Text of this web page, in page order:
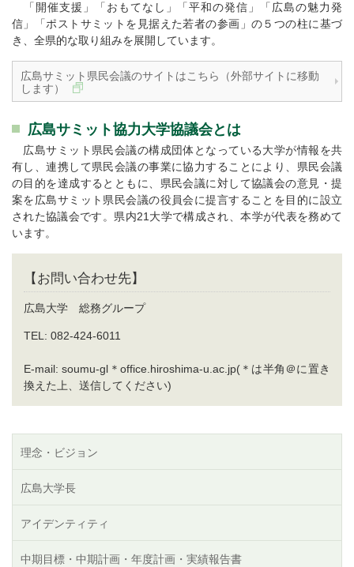
「開催支援」「おもてなし」「平和の発信」「広島の魅力発
信」「ポストサミットを見据えた若者の参画」の５つの柱に基づ
き、全県的な取り組みを展開しています。
広島サミット県民会議のサイトはこちら（外部サイトに移動
します）
広島サミット協力大学協議会とは
広島サミット県民会議の構成団体となっている大学が情報を共
有し、連携して県民会議の事業に協力することにより、県民会議
の目的を達成するとともに、県民会議に対して協議会の意見・提
案を広島サミット県民会議の役員会に提言することを目的に設立
された協議会です。県内21大学で構成され、本学が代表を務めて
います。
【お問い合わせ先】
広島大学 総務グループ
TEL: 082-424-6011
E-mail: soumu-gl＊office.hiroshima-u.ac.jp(＊は半角＠に置き
換えた上、送信してください)
理念・ビジョン
広島大学長
アイデンティティ
中期目標・中期計画・年度計画・実績報告書